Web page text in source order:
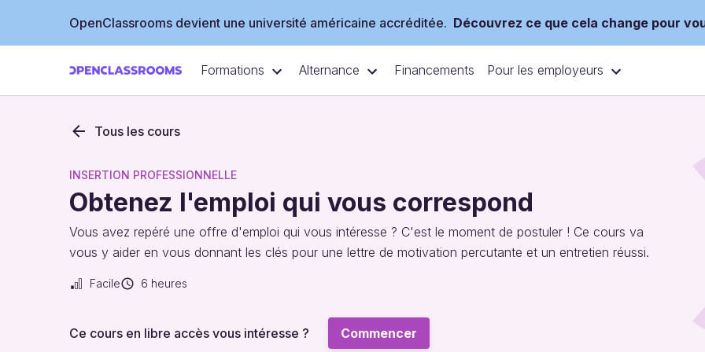
OpenClassrooms devient une université américaine accréditée. Découvrez ce que cela change pour
Formations Alternance Financements Pour les employeurs
Tous les cours
INSERTION PROFESSIONNELLE
Obtenez l'emploi qui vous correspond
Vous avez repéré une offre d'emploi qui vous intéresse ? C'est le moment de postuler ! Ce cours va
vous y aider en vous donnant les clés pour une lettre de motivation percutante et un entretien réussi.
Facile 6 heures
Ce cours en libre accès vous intéresse ? Commencer